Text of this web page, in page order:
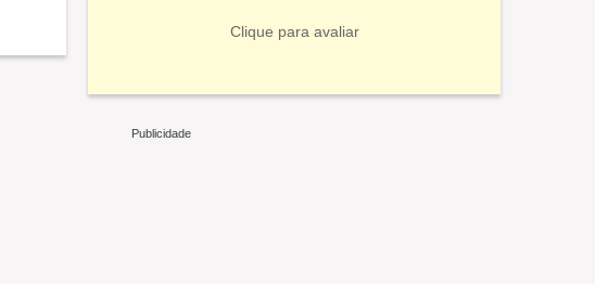
Clique para avaliar